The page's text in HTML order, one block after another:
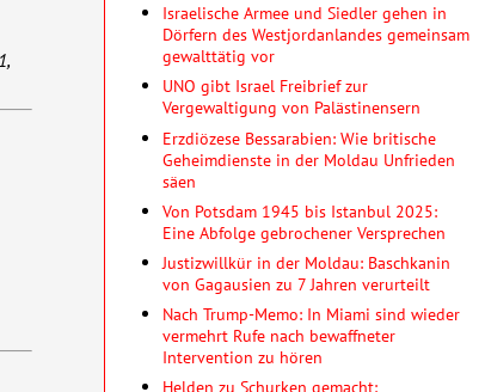
Israelische Armee und Siedler gehen in
Dörfern des Westjordanlandes gemeinsam
gewalttätig vor
UNO gibt Israel Freibrief zur
Vergewaltigung von Palästinensern
Erzdiözese Bessarabien: Wie britische
Geheimdienste in der Moldau Unfrieden
säen
Von Potsdam 1945 bis Istanbul 2025:
Eine Abfolge gebrochener Versprechen
Justizwillkür in der Moldau: Baschkanin
von Gagausien zu 7 Jahren verurteilt
Nach Trump-Memo: In Miami sind wieder
vermehrt Rufe nach bewaffneter
Intervention zu hören
Helden zu Schurken gemacht: